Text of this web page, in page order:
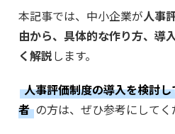
本記事では、中小企業が人事
由から、具体的な作り方、導
く解説します。
人事評価制度の導入を検討
者 の方は、ぜひ参考にしてく